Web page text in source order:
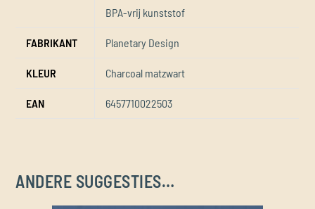
BPA-vrij kunststof
FABRIKANT Planetary Design
KLEUR Charcoal matzwart
EAN 6457710022503
ANDERE SUGGESTIES…